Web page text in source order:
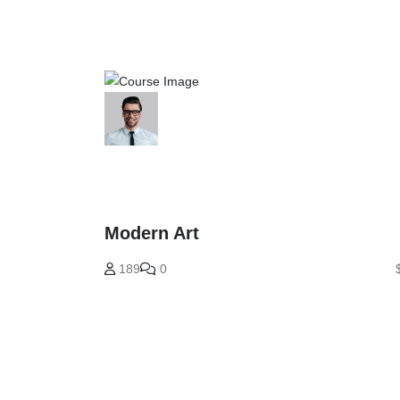
Modern Art
189 0